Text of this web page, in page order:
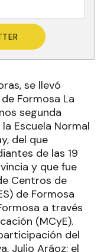
se llevó
Formosa La
segunda
Escuela Normal
del que
de las 19
y que fue
Centros de
de Formosa
a través
(MCyE).
del
Julio Aráoz; el